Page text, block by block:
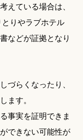
えている場合は、
りやラブホテル
などが証拠となり
づらくなったり、
ます。
事実を証明できま
できない可能性が